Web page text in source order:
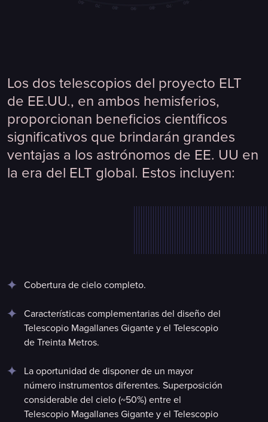
Los dos telescopios del proyecto ELT
de EE.UU., en ambos hemisferios,
proporcionan beneficios científicos
significativos que brindarán grandes
ventajas a los astrónomos de EE. UU en
la era del ELT global. Estos incluyen:
Cobertura de cielo completo.
Características complementarias del diseño del
Telescopio Magallanes Gigante y el Telescopio
de Treinta Metros.
La oportunidad de disponer de un mayor
número instrumentos diferentes. Superposición
considerable del cielo (~50%) entre el
Telescopio Magallanes Gigante y el Telescopio